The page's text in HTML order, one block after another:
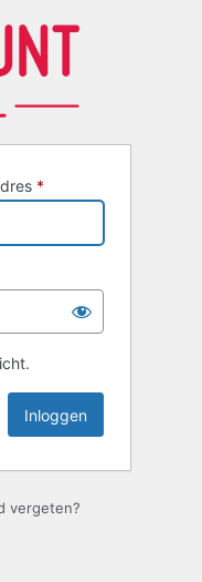
*
vergeten?